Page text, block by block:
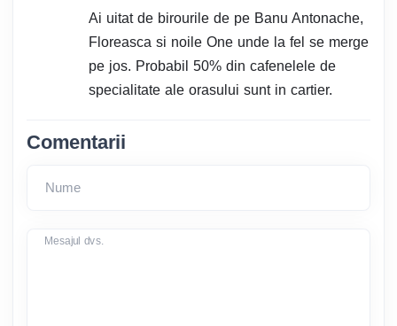
Ai uitat de birourile de pe Banu Antonache,
Floreasca si noile One unde la fel se merge
pe jos. Probabil 50% din cafenelele de
specialitate ale orasului sunt in cartier.
Comentarii
Nume
Mesajul dvs.